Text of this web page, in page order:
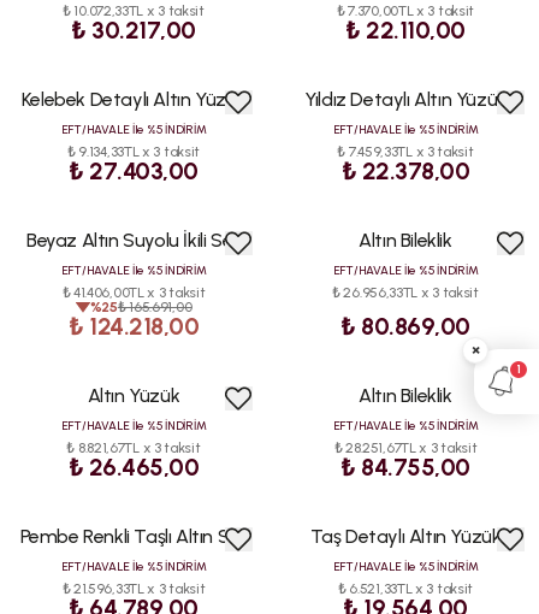
₺ 10.072,33TL x 3 taksit
₺ 30.217,00
₺ 7.370,00TL x 3 taksit
₺ 22.110,00
Kelebek Detaylı Altın Yüzük
EFT/HAVALE İle %5 İNDİRİM
₺ 9.134,33TL x 3 taksit
₺ 27.403,00
Yıldız Detaylı Altın Yüzük
EFT/HAVALE İle %5 İNDİRİM
₺ 7.459,33TL x 3 taksit
₺ 22.378,00
İNDİRİM
Beyaz Altın Suyolu İkili Set
EFT/HAVALE İle %5 İNDİRİM
₺ 41.406,00TL x 3 taksit
%25₺ 165.691,00
₺ 124.218,00
Altın Bileklik
EFT/HAVALE İle %5 İNDİRİM
₺ 26.956,33TL x 3 taksit
₺ 80.869,00
Altın Yüzük
EFT/HAVALE İle %5 İNDİRİM
₺ 8.821,67TL x 3 taksit
₺ 26.465,00
Altın Bileklik
EFT/HAVALE İle %5 İNDİRİM
₺ 28.251,67TL x 3 taksit
₺ 84.755,00
Pembe Renkli Taşlı Altın Set
EFT/HAVALE İle %5 İNDİRİM
₺ 21.596,33TL x 3 taksit
₺ 64.789,00
Taş Detaylı Altın Yüzük
EFT/HAVALE İle %5 İNDİRİM
₺ 6.521,33TL x 3 taksit
₺ 19.564,00
×
1